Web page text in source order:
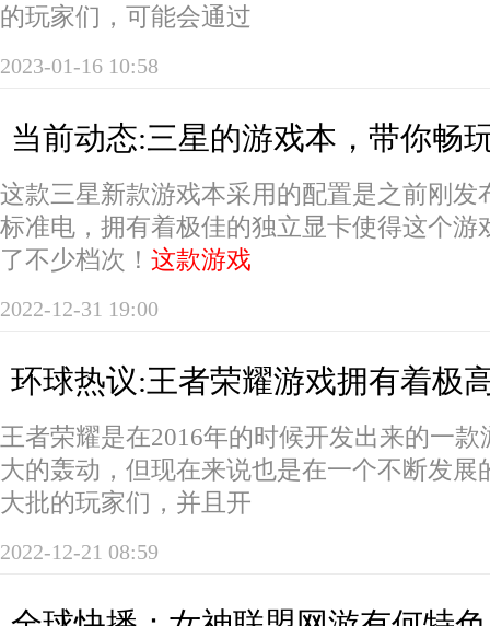
的玩家们，可能会通过
2023-01-16 10:58
当前动态:三星的游戏本，带你畅
这款三星新款游戏本采用的配置是之前刚发
标准电，拥有着极佳的独立显卡使得这个游
了不少档次！ 这款游戏
2022-12-31 19:00
环球热议:王者荣耀游戏拥有着极
王者荣耀是在2016年的时候开发出来的一
大的轰动，但现在来说也是在一个不断发展
大批的玩家们，并且开
2022-12-21 08:59